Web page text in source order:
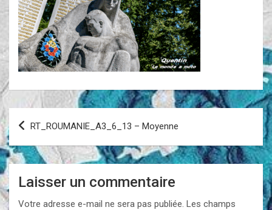
Navigation
de
l’article
RT_ROUMANIE_A3_6_13 – Moyenne
Laisser un commentaire
Votre adresse e-mail ne sera pas publiée. Les champs